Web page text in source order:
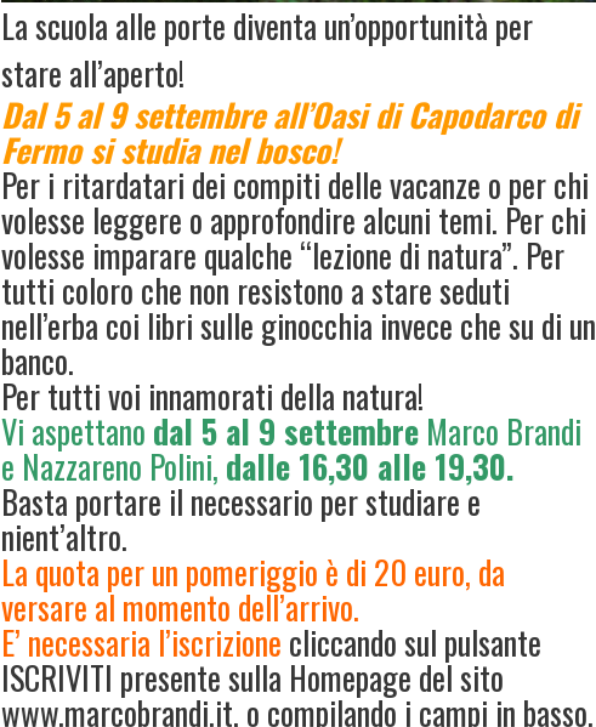
La scuola alle porte diventa un’opportunità per
stare all’aperto!
Dal 5 al 9 settembre all’Oasi di Capodarco di
Fermo si studia nel bosco!
Per i ritardatari dei compiti delle vacanze o per chi
volesse leggere o approfondire alcuni temi. Per chi
volesse imparare qualche “lezione di natura”. Per
tutti coloro che non resistono a stare seduti
nell’erba coi libri sulle ginocchia invece che su di un
banco.
Per tutti voi innamorati della natura!
Vi aspettano dal 5 al 9 settembre Marco Brandi
e Nazzareno Polini, dalle 16,30 alle 19,30.
Basta portare il necessario per studiare e
nient’altro.
La quota per un pomeriggio è di 20 euro, da
versare al momento dell’arrivo.
E’ necessaria l’iscrizione cliccando sul pulsante
ISCRIVITI presente sulla Homepage del sito
www.marcobrandi.it, o compilando i campi in basso.